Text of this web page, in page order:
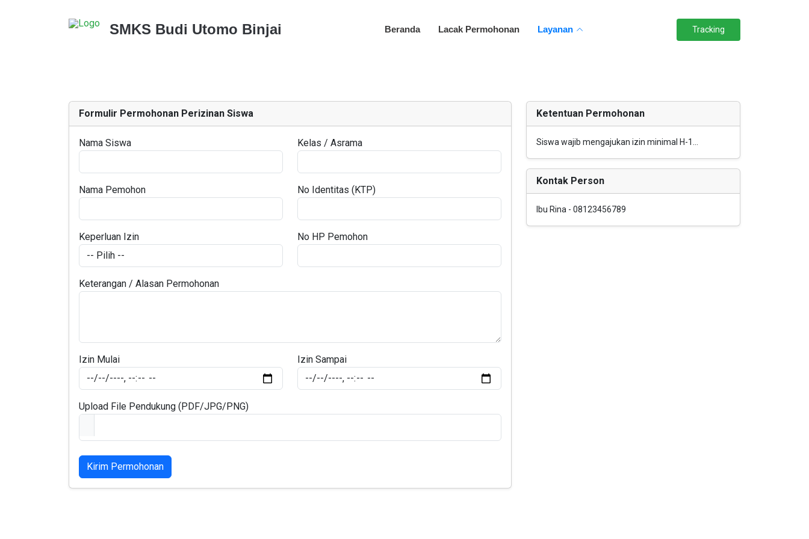
SMKS Budi Utomo Binjai Beranda Lacak Permohonan Layanan Tracking
Formulir Permohonan Perizinan Siswa
Nama Siswa Kelas / Asrama
Nama Pemohon No Identitas (KTP)
Keperluan Izin No HP Pemohon
Keterangan / Alasan Permohonan
Izin Mulai Izin Sampai
Upload File Pendukung (PDF/JPG/PNG)
Kirim Permohonan
Ketentuan Permohonan
Siswa wajib mengajukan izin minimal H-1...
Kontak Person
Ibu Rina - 08123456789